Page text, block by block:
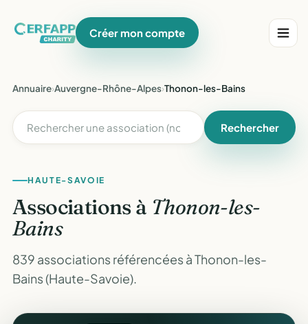
Créer mon compte
Annuaire›Auvergne-Rhône-Alpes›Thonon-les-Bains
Rechercher
HAUTE-SAVOIE
Associations à Thonon-les-
Bains
839 associations référencées à Thonon-les-
Bains (Haute-Savoie).